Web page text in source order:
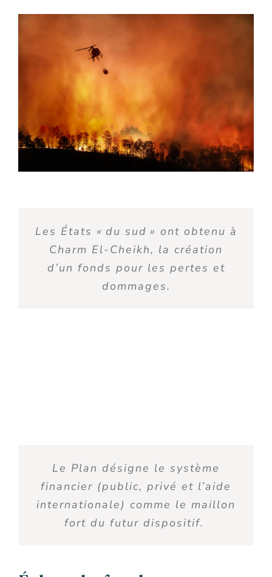
Les États « du sud » ont obtenu à
Charm El-Cheikh, la création
d’un fonds pour les pertes et
dommages.
Le Plan désigne le système
financier (public, privé et l’aide
internationale) comme le maillon
fort du futur dispositif.